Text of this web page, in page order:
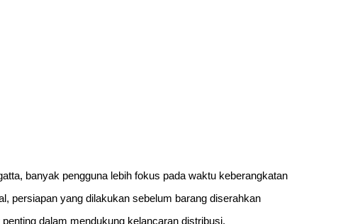
banyak pengguna lebih fokus pada waktu keberangkatan
persiapan yang dilakukan sebelum barang diserahkan
dalam mendukung kelancaran distribusi.